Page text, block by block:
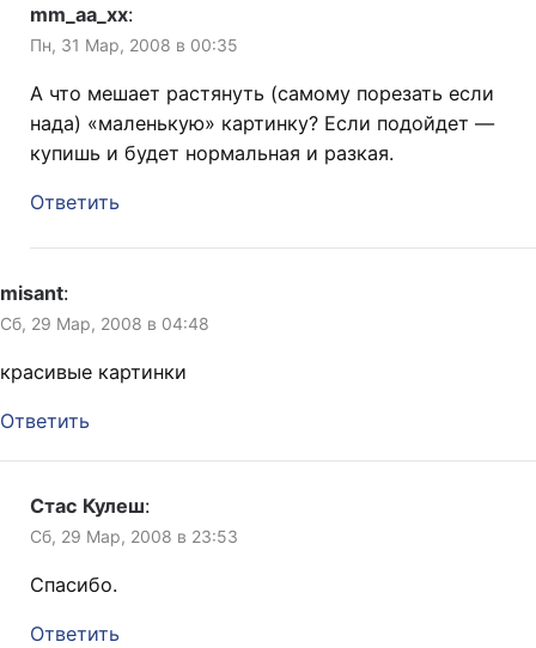
mm_aa_xx:
Пн, 31 Мар, 2008 в 00:35
А что мешает растянуть (самому порезать если
нада) «маленькую» картинку? Если подойдет —
купишь и будет нормальная и разкая.
Ответить
misant:
Сб, 29 Мар, 2008 в 04:48
красивые картинки
Ответить
Стас Кулеш:
Сб, 29 Мар, 2008 в 23:53
Спасибо.
Ответить